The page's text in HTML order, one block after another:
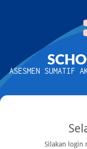
ASESMEN SUMATIF
Silakan login